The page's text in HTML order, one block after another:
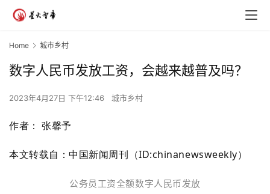
Home 城市乡村
数字人民币发放工资，会越来越普及吗？
2023年4月27日 下午12:46 城市乡村
作者：张馨予
本文转载自：中国新闻周刊（ID:chinanewsweekly）
公务员工资全额数字人民币发放